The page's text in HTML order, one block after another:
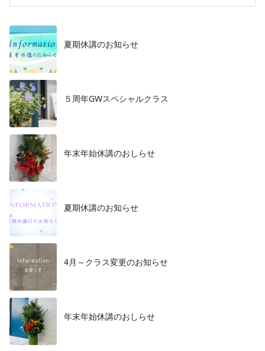
夏期休講のお知らせ
５周年GWスペシャルクラス
年末年始休講のおしらせ
夏期休講のお知らせ
4月～クラス変更のお知らせ
年末年始休講のおしらせ